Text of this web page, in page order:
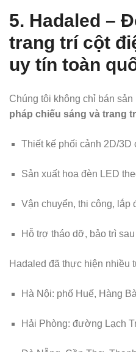
5. Hadaled –
trang trí cột
uy tín toàn
Chúng tôi không chỉ bán
pháp chiếu sáng và trang
Thiết kế phối cảnh 2D/3D
Sản xuất hoa đèn LED
Vận chuyển, thi công, lắp
Hỗ trợ tháo dỡ, bảo trì
Hadaled đã thực hiện nhiều
Hà Nội: phố Huế, Hàng
Hải Phòng: đường Lạch